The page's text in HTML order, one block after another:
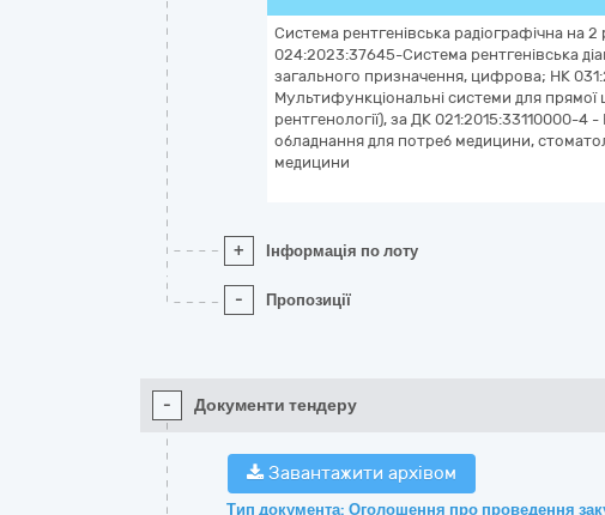
Система рентгенівська радіографічна на
024:2023:37645-Система рентгенівська
загального призначення, цифрова; НК
Мультифункціональні системи для прямої
рентгенології), за ДК 021:2015:33110000-4 -
обладнання для потреб медицини,
медицини
+ Інформація по лоту
- Пропозиції
- Документи тендеру
Завантажити архівом
Тип документа: Оголошення про проведення